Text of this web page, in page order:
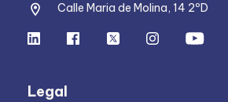
Calle Maria de Molina, 14 2ºD
Legal